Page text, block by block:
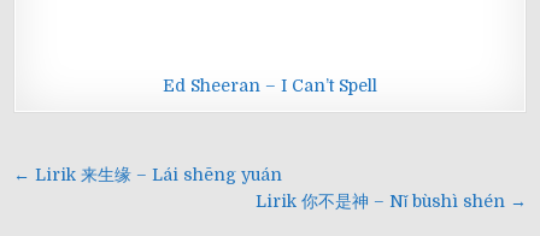
Ed Sheeran – I Can’t Spell
Navigasi
← Lirik 来生缘 – Lái shēng yuán
Lirik 你不是神 – Nǐ bùshì shén →